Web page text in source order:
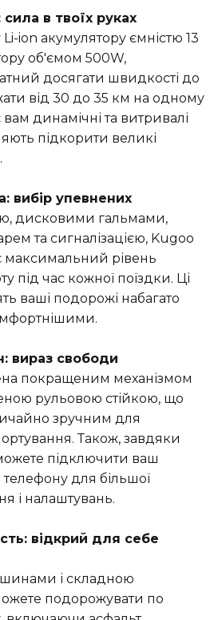
в твоїх руках
ion акумулятору ємністю 13
об'ємом 500W,
досягати швидкості до
від 30 до 35 км на одному
вам динамічні та витривалі
підкорити великі
вибір упевнених
дисковими гальмами,
та сигналізацією, Kugoo
максимальний рівень
під час кожної поїздки. Ці
ваші подорожі набагато
вираз свободи
покращеним механізмом
рульовою стійкою, що
зручним для
Також, завдяки
підключити ваш
для більшої
і налаштувань.
відкрий для себе
і складною
подорожувати по